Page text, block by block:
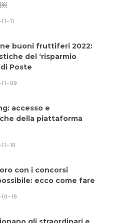
11
buoni fruttiferi 2022:
del ‘risparmio
Poste
09
accesso e
della piattaforma
10
con i concorsi
ecco come fare
19